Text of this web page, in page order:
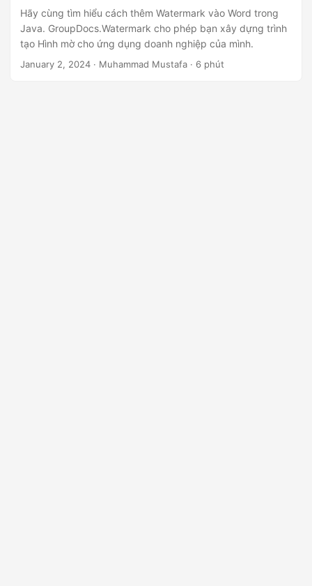
o
Hãy cùng tìm hiểu cách thêm Watermark vào Word trong
Java. GroupDocs.Watermark cho phép bạn xây dựng trình
tạo Hình mờ cho ứng dụng doanh nghiệp của mình.
January 2, 2024 · Muhammad Mustafa · 6 phút